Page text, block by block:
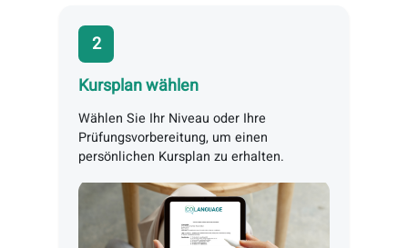
Ihren perfekten Lehrer!
Teilen Sie uns Ihre Verfügbarkeit und Lernziele
mit, und wir vermitteln Ihnen eine*n
1
Geben Sie Ihre Verfügbarkeit an